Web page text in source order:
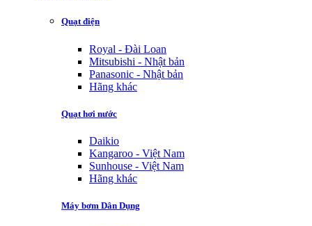
Quạt điện
Royal - Đài Loan
Mitsubishi - Nhật bản
Panasonic - Nhật bản
Hãng khác
Quạt hơi nước
Daikio
Kangaroo - Việt Nam
Sunhouse - Việt Nam
Hãng khác
Máy bơm Dân Dụng